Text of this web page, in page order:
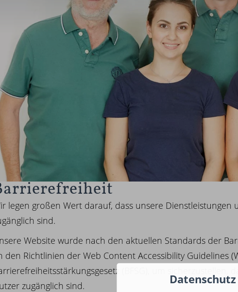
legen großen Wert darauf, dass unsere
sind.
Website wurde nach den aktuellen Standards der
den Richtlinien der Web Content Accessibility Guidelines
(BFSG), um
zugänglich sind.
Datenschutz